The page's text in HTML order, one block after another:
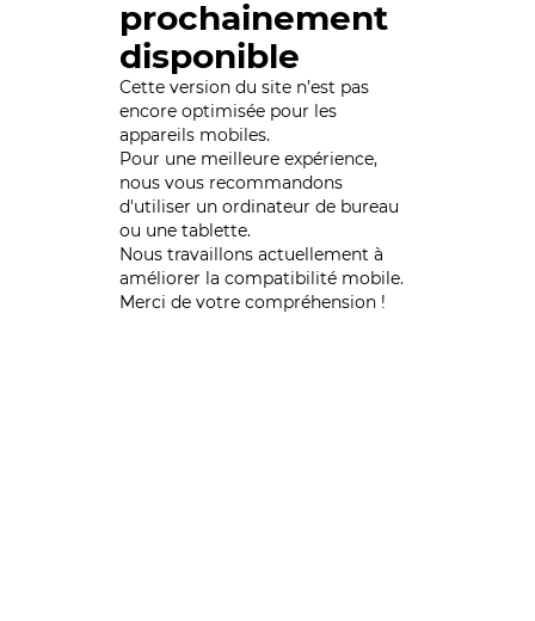
prochainement
disponible
Cette version du site n’est pas
encore optimisée pour les
appareils mobiles.
Pour une meilleure expérience,
nous vous recommandons
d'utiliser un ordinateur de bureau
ou une tablette.
Nous travaillons actuellement à
améliorer la compatibilité mobile.
Merci de votre compréhension !